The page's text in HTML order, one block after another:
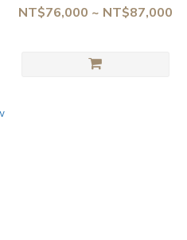
NT$76,000 ~ NT$87,000